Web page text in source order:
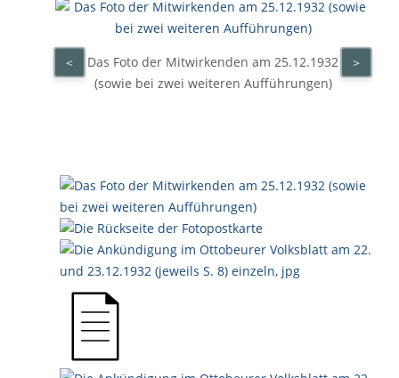
Das Foto der Mitwirkenden am 25.12.1932
(sowie bei zwei weiteren Aufführungen)
< >